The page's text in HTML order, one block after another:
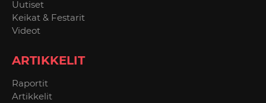
Uutiset
Keikat & Festarit
Videot
ARTIKKELIT
Raportit
Artikkelit